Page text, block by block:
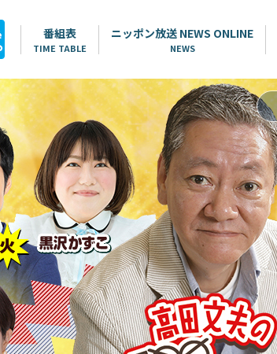
番組表
TIME TABLE
ニッポン放送 NEWS ONLINE
NEWS